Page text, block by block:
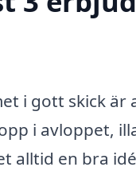
i gott skick
i avloppet,
alltid en bra